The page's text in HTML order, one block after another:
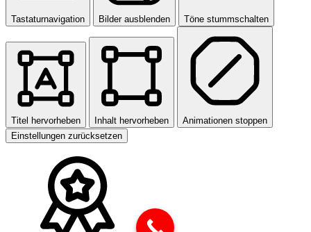
Tastaturnavigation Bilder ausblenden Töne stummschalten
Titel hervorheben Inhalt hervorheben
Animationen stoppen
Einstellungen zurücksetzen